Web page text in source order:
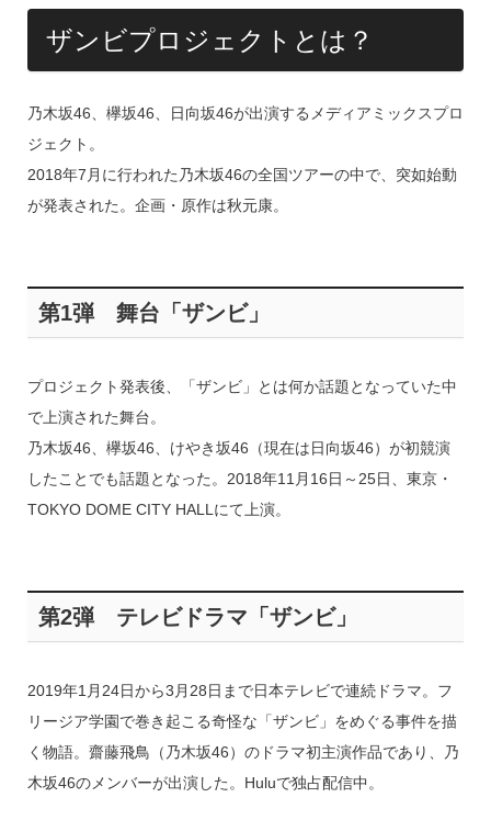
ザンビプロジェクトとは？
乃木坂46、欅坂46、日向坂46が出演するメディアミックスプロ
ジェクト。
2018年7月に行われた乃木坂46の全国ツアーの中で、突如始動
が発表された。企画・原作は秋元康。
第1弾 舞台「ザンビ」
プロジェクト発表後、「ザンビ」とは何か話題となっていた中
で上演された舞台。
乃木坂46、欅坂46、けやき坂46（現在は日向坂46）が初競演
したことでも話題となった。2018年11月16日～25日、東京・
TOKYO DOME CITY HALLにて上演。
第2弾 テレビドラマ「ザンビ」
2019年1月24日から3月28日まで日本テレビで連続ドラマ。フ
リージア学園で巻き起こる奇怪な「ザンビ」をめぐる事件を描
く物語。齋藤飛鳥（乃木坂46）のドラマ初主演作品であり、乃
木坂46のメンバーが出演した。Huluで独占配信中。